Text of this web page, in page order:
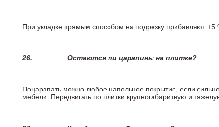
При укладке прямым способом на подрезку прибавляют +5
26. Остаются ли царапины на плитке?
Поцарапать можно любое напольное покрытие, если
мебели. Передвигать по плитки крупногабаритную и